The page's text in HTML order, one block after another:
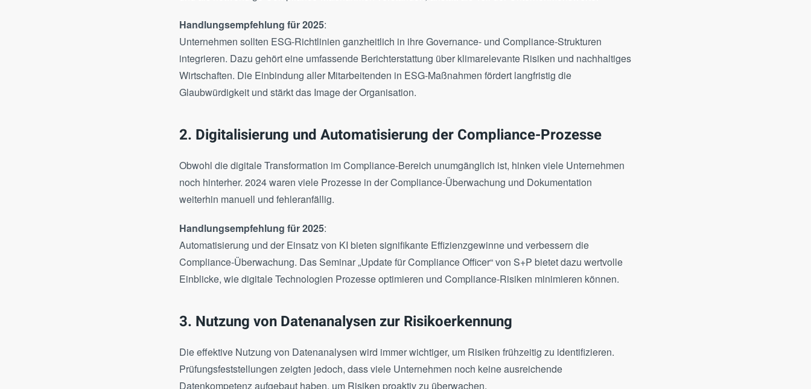
Handlungsempfehlung für 2025:
Unternehmen sollten ESG-Richtlinien ganzheitlich in ihre Governance- und Compliance-Strukturen
integrieren. Dazu gehört eine umfassende Berichterstattung über klimarelevante Risiken und nachhaltiges
Wirtschaften. Die Einbindung aller Mitarbeitenden in ESG-Maßnahmen fördert langfristig die
Glaubwürdigkeit und stärkt das Image der Organisation.
2. Digitalisierung und Automatisierung der Compliance-Prozesse
Obwohl die digitale Transformation im Compliance-Bereich unumgänglich ist, hinken viele Unternehmen
noch hinterher. 2024 waren viele Prozesse in der Compliance-Überwachung und Dokumentation
weiterhin manuell und fehleranfällig.
Handlungsempfehlung für 2025:
Automatisierung und der Einsatz von KI bieten signifikante Effizienzgewinne und verbessern die
Compliance-Überwachung. Das Seminar „Update für Compliance Officer“von S+P bietet dazu wertvolle
Einblicke, wie digitale Technologien Prozesse optimieren und Compliance-Risiken minimieren können.
3. Nutzung von Datenanalysen zur Risikoerkennung
Die effektive Nutzung von Datenanalysen wird immer wichtiger, um Risiken frühzeitig zu identifizieren.
Prüfungsfeststellungen zeigten jedoch, dass viele Unternehmen noch keine ausreichende
Datenkompetenz aufgebaut haben, um Risiken proaktiv zu überwachen.